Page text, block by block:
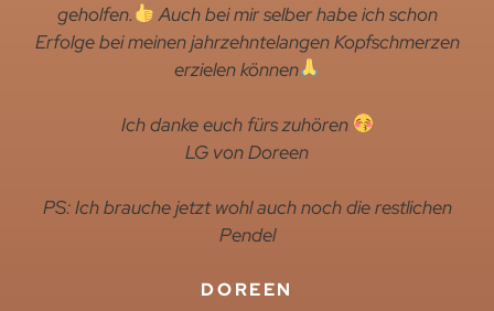
geholfen.
Auch bei mir selber habe ich schon
Erfolge bei meinen jahrzehntelangen Kopfschmerzen
erzielen können
Ich danke euch fürs zuhören
LG von Doreen
PS: Ich brauche jetzt wohl auch noch die restlichen
Pendel
DOREEN